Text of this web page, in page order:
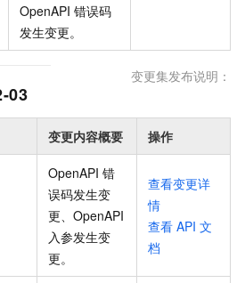
OpenAPI 错误码
发生变更。
03
变更集发布说明：
变更内容概要 操作
OpenAPI 错
误码发生变
更、OpenAPI
入参发生变
更。
查看变更详
情
查看 API 文
档